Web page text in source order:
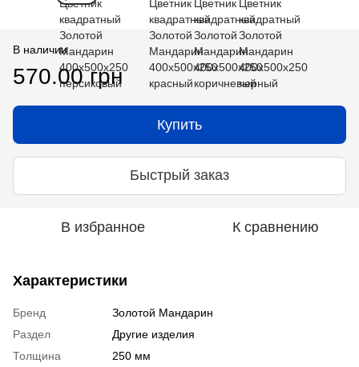
В наличии
570.00 грн
Купить
Быстрый заказ
В избранное К сравнению
Характеристики
Бренд
Золотой Мандарин
Раздел
Другие изделия
Толщина
250 мм